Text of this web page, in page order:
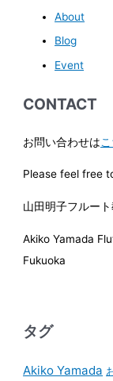
About
Blog
Event
CONTACT
お問い合わせは
Please feel free
山田明子フルー
Akiko Yamada
Fukuoka
タグ
Akiko Yamada